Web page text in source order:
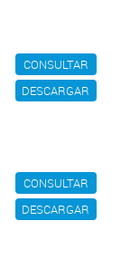
CONSULTAR
DESCARGAR
CONSULTAR
DESCARGAR